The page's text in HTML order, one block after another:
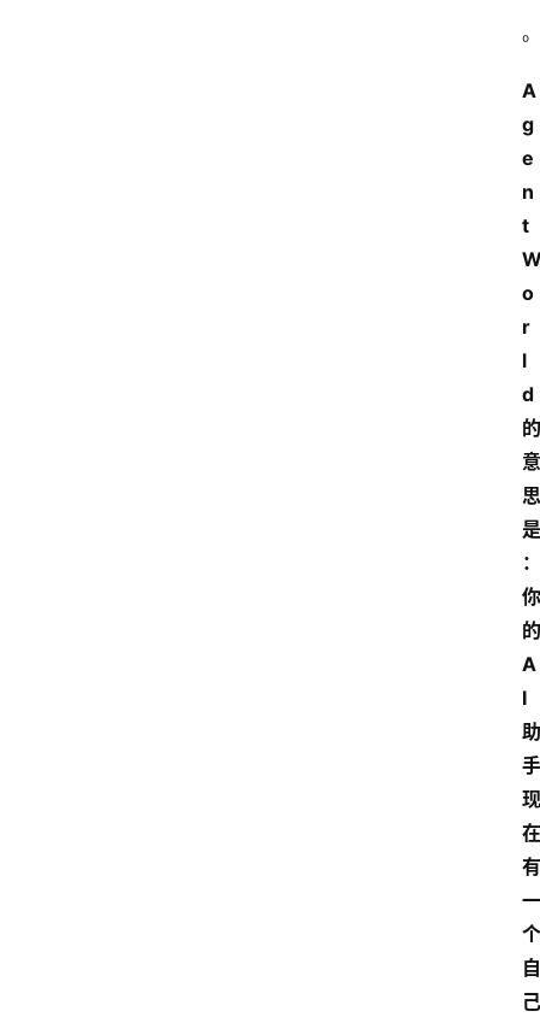
。
A
g
e
n
t
o
r
l
d
的
意
思
是
：
你
的
A
I
助
手
现
在
有
一
个
自
己